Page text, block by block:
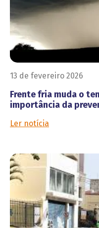
13 de fevereiro 2026
Frente fria muda o
importância da
Ler notícia